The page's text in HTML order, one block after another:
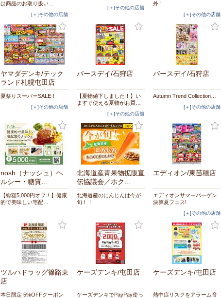
は商品のお取り扱い…
[＋]その他の店舗
[＋]その他の店舗
外！
[＋]その他の店舗
ヤマダデンキ/テック
ランド札幌屯田店
夏祭りスーパーSALE！
[＋]その他の店舗
バースデイ/石狩店
【夏物値下しました！】い
ますぐ使える夏物がお買…
[＋]その他の店舗
バースデイ/石狩店
Autumn Trend Collection…
[＋]その他の店舗
nosh（ナッシュ）ヘ
ルシー・糖質…
【総額5,000円オフ！】健康
的で美味しい宅配…
北海道産青果物拡販宣
伝協議会／ホク…
北海道産のにんじんは今が
旬！！
エディオン/東苗穂店
エディオンサマーバーゲン
決算夏フェス!
[＋]その他の店舗
ツルハドラッグ篠路東
店
本日限定 5%OFFクーポン
ケーズデンキ/屯田店
ケーズデンキでPayPay使っ
ケーズデンキ/屯田店
熱中症リスクをアラーム音